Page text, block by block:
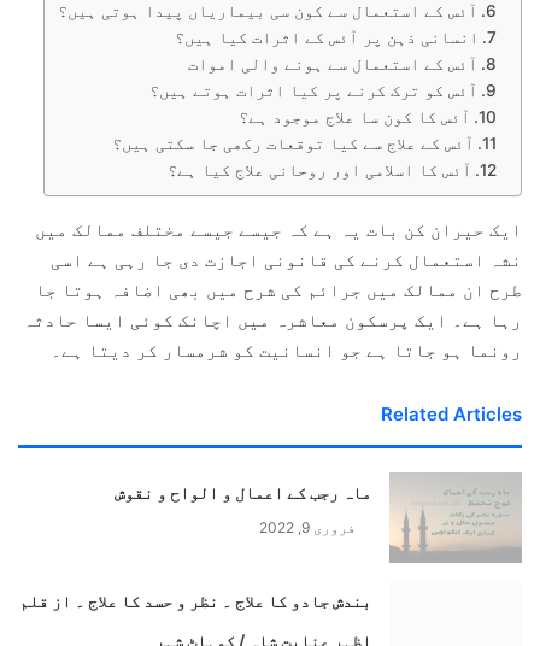
آئس کے استعمال سے کون سی بیماریاں پیدا ہوتی ہیں؟
انسانی ذہن پر آئس کے اثرات کیا ہیں؟
آئس کے استعمال سے ہونے والی اموات
آئس کو ترک کرنے پر کیا اثرات ہوتے ہیں؟
آئس کا کون سا علاج موجود ہے؟
آئس کے علاج سے کیا توقعات رکھی جا سکتی ہیں؟
آئس کا اسلامی اور روحانی علاج کیا ہے؟
ایک حیران کن بات یہ ہے کہ جیسے جیسے مختلف ممالک میں
نشہ استعمال کرنے کی قانونی اجازت دی جا رہی ہے اسی
طرح ان ممالک میں جرائم کی شرح میں بھی اضافہ ہوتا جا
رہا ہے۔ ایک پرسکون معاشرہ میں اچانک کوئی ایسا حادثہ
رونما ہو جاتا ہے جو انسانیت کو شرمسار کر دیتا ہے۔
Related Articles
ماہ رجب کے اعمال و الواح و نقوش
فروری 9, 2022
بندش جادو کا علاج ۔ نظر و حسد کا علاج ۔ از قلم
اظہر عنایت شاہ / کوہاٹ شہر